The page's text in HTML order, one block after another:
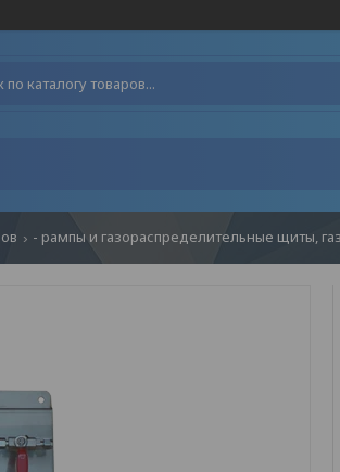
- рампы и газораспределительные щиты,